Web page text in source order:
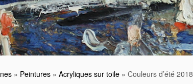
» Peintures » Acryliques sur toile » Couleurs d’été 2018